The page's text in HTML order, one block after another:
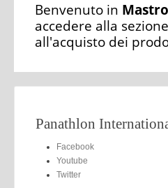
Benvenuto in
accedere alla
all'acquisto dei
Panathlon
Facebook
Youtube
Twitter